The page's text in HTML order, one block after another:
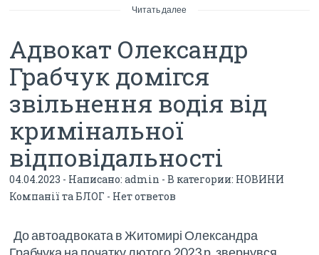
o
o
k
n
g
g
er
_p
os
t
р
в
и
ть
Читать далее
Адвокат Олександр
Грабчук домігся
звільнення водія від
кримінальної
відповідальності
04.04.2023 - Написано:admin - В категории: НОВИНИ
Компанії та БЛОГ - Нет ответов
До автоадвоката в Житомирі Олександра
Грабчука на початку лютого 2023 р. звернувся